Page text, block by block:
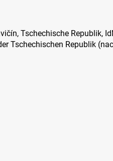
Tschechische Republik,
Tschechischen Republik